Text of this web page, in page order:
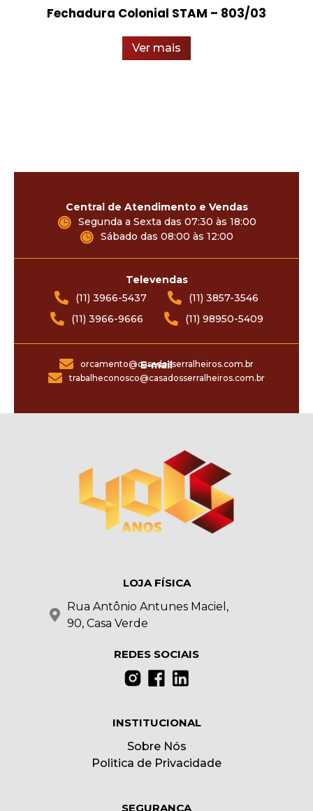
Fechadura Colonial STAM – 803/03
Ver mais
Central de Atendimento e Vendas
Segunda a Sexta das 07:30 às 18:00
Sábado das 08:00 às 12:00
Televendas
(11) 3966-5437
(11) 3857-3546
(11) 3966-9666
(11) 98950-5409
E-mail
orcamento@casadosserralheiros.com.br
trabalheconosco@casadosserralheiros.com.br
LOJA FÍSICA
Rua Antônio Antunes Maciel,
90, Casa Verde
REDES SOCIAIS
INSTITUCIONAL
Sobre Nós
Politica de Privacidade
SEGURANÇA